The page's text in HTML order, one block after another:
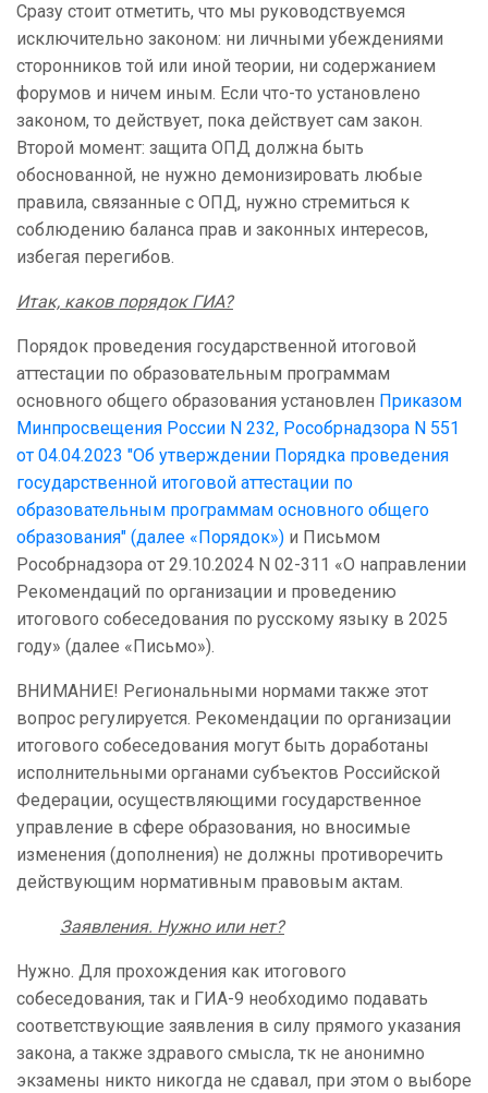
Сразу стоит отметить, что мы руководствуемся
исключительно законом: ни личными убеждениями
сторонников той или иной теории, ни содержанием
форумов и ничем иным. Если что-то установлено
законом, то действует, пока действует сам закон.
Второй момент: защита ОПД должна быть
обоснованной, не нужно демонизировать любые
правила, связанные с ОПД, нужно стремиться к
соблюдению баланса прав и законных интересов,
избегая перегибов.
Итак, каков порядок ГИА?
Порядок проведения государственной итоговой
аттестации по образовательным программам
основного общего образования установлен Приказом
Минпросвещения России N 232, Рособрнадзора N 551
от 04.04.2023 "Об утверждении Порядка проведения
государственной итоговой аттестации по
образовательным программам основного общего
образования" (далее «Порядок») и Письмом
Рособрнадзора от 29.10.2024 N 02-311 «О направлении
Рекомендаций по организации и проведению
итогового собеседования по русскому языку в 2025
году» (далее «Письмо»).
ВНИМАНИЕ! Региональными нормами также этот
вопрос регулируется. Рекомендации по организации
итогового собеседования могут быть доработаны
исполнительными органами субъектов Российской
Федерации, осуществляющими государственное
управление в сфере образования, но вносимые
изменения (дополнения) не должны противоречить
действующим нормативным правовым актам.
Заявления. Нужно или нет?
Нужно. Для прохождения как итогового
собеседования, так и ГИА-9 необходимо подавать
соответствующие заявления в силу прямого указания
закона, а также здравого смысла, тк не анонимно
экзамены никто никогда не сдавал, при этом о выборе